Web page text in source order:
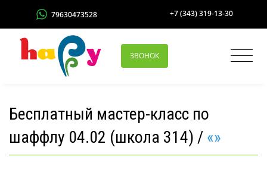
79630473528 +7 (343) 319-13-30
ЗВОНОК
Бесплатный мастер-класс по
шаффлу 04.02 (школа 314) / «»